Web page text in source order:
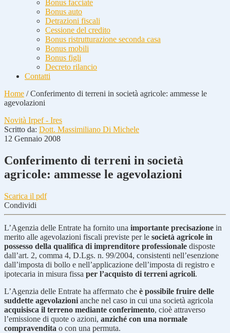
Bonus facciate
Bonus auto
Detrazioni fiscali
Cessione del credito
Bonus ristrutturazione seconda casa
Bonus mobili
Bonus figli
Decreto rilancio
Contatti
Home /Conferimento di terreni in società agricole: ammesse le
agevolazioni
Novità Irpef - Ires
Scritto da: Dott. Massimiliano Di Michele
12 Gennaio 2008
Conferimento di terreni in società
agricole: ammesse le agevolazioni
Scarica il pdf
Condividi
L’Agenzia delle Entrate ha fornito una importante precisazione in
merito alle agevolazioni fiscali previste per le società agricole in
possesso della qualifica di imprenditore professionale disposte
dall’art. 2, comma 4, D.Lgs. n. 99/2004, consistenti nell’esenzione
dall’imposta di bollo e nell’applicazione dell’imposta di registro e
ipotecaria in misura fissa per l’acquisto di terreni agricoli.
L’Agenzia delle Entrate ha affermato che è possibile fruire delle
suddette agevolazioni anche nel caso in cui una società agricola
acquisisca il terreno mediante conferimento, cioè attraverso
l’emissione di quote o azioni, anziché con una normale
compravendita o con una permuta.